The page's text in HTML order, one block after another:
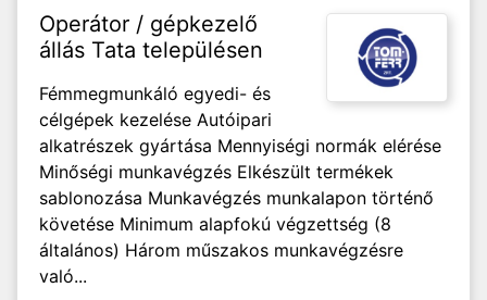
Operátor / gépkezelő
állás Tata településen
Fémmegmunkáló egyedi- és
célgépek kezelése Autóipari
alkatrészek gyártása Mennyiségi normák elérése
Minőségi munkavégzés Elkészült termékek
sablonozása Munkavégzés munkalapon történő
követése Minimum alapfokú végzettség (8
általános) Három műszakos munkavégzésre
való...